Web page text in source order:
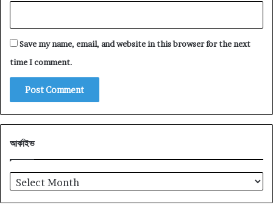
Save my name, email, and website in this browser for the next
time I comment.
আর্কাইভ
আর্কাইভ